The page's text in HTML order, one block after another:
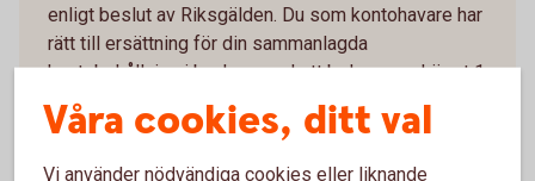
enligt beslut av Riksgälden. Du som kontohavare har
rätt till ersättning för din sammanlagda
kontobehållning i banken med ett belopp om högst 1
150 000 kr. Utöver det kan du enligt lag under vissa
förutsättningar få ersättning för vissa insättningar
Våra cookies, ditt val
Vi använder nödvändiga cookies eller liknande